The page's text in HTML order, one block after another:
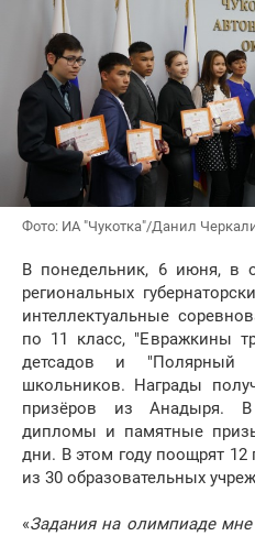
Фото: ИА "Чукотка"/Данил
В понедельник, 6 июня, в
региональных
интеллектуальные
по 11 класс, "Евражкины
детсадов и "Полярный
школьников. Награды
призёров из Анадыря. В
дипломы и памятные
дни. В этом году поощрят 12
из 30 образовательных
«Задания на олимпиаде